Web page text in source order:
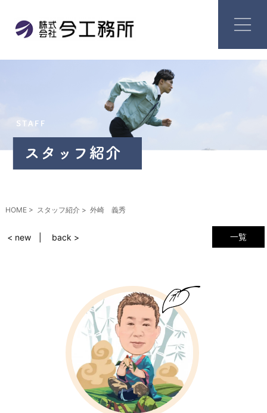
HOME スタッフ紹介 外崎 義秀
一覧
< new back >